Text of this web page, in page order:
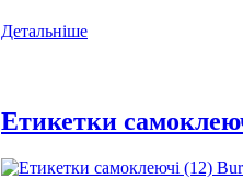
Детальніше
Етикетки